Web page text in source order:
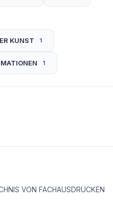
KUNST 1
1
VON FACHAUSDRÜCKEN